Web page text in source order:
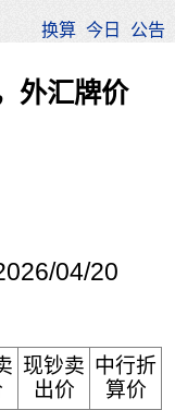
换算 今日 公告
外汇牌价
04/20
现钞卖
出价
中行折
算价